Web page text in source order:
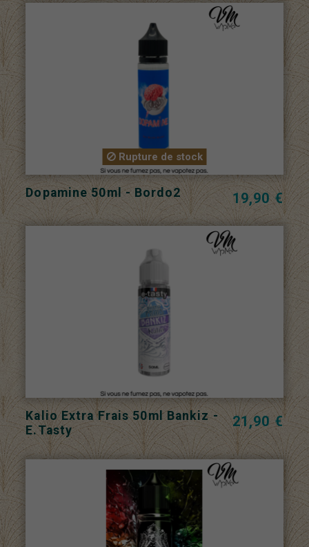
Rupture de stock
Dopamine 50ml - Bordo2 19,90 €
Kalio Extra Frais 50ml Bankiz -
E.Tasty
21,90 €